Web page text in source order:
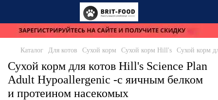
Каталог Для котов Сухой корм Сухой корм Hill's Сухой корм
Сухой корм для котов Hill's Science Plan
Adult Hypoallergenic -с яичным белком
и протеином насекомых